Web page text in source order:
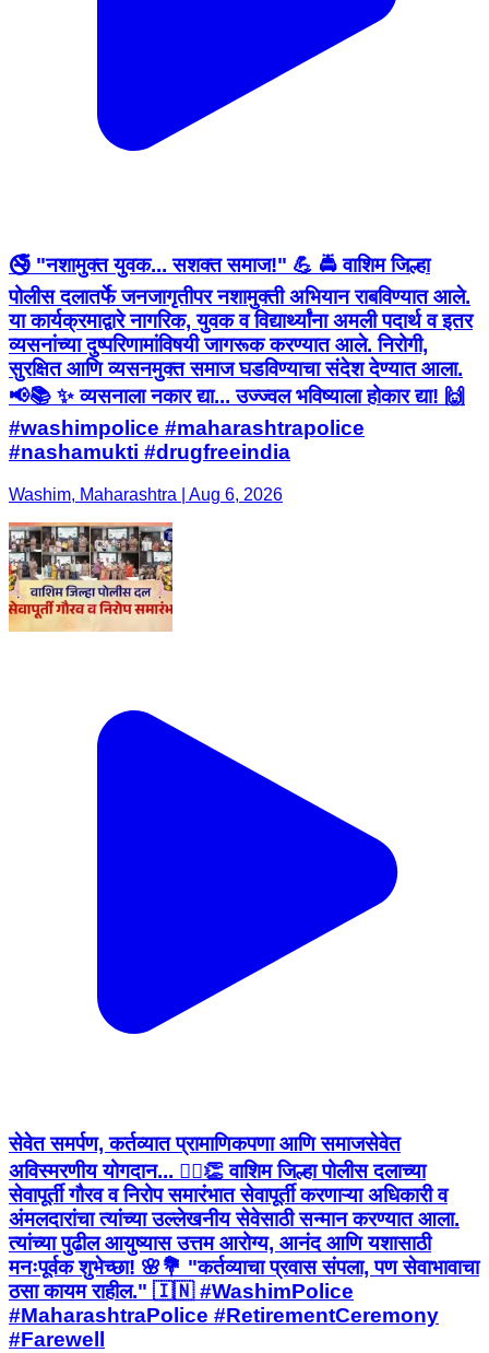
🚭 "नशामुक्त युवक... सशक्त समाज!" 💪 🚔 वाशिम जिल्हा
पोलीस दलातर्फे जनजागृतीपर नशामुक्ती अभियान राबविण्यात आले.
या कार्यक्रमाद्वारे नागरिक, युवक व विद्यार्थ्यांना अमली पदार्थ व इतर
व्यसनांच्या दुष्परिणामांविषयी जागरूक करण्यात आले. निरोगी,
सुरक्षित आणि व्यसनमुक्त समाज घडविण्याचा संदेश देण्यात आला.
📢📚 ✨ व्यसनाला नकार द्या... उज्ज्वल भविष्याला होकार द्या! 🙌
#washimpolice #maharashtrapolice
#nashamukti #drugfreeindia
Washim, Maharashtra | Aug 6, 2026
सेवेत समर्पण, कर्तव्यात प्रामाणिकपणा आणि समाजसेवेत
अविस्मरणीय योगदान... 👮‍♂️👏 वाशिम जिल्हा पोलीस दलाच्या
सेवापूर्ती गौरव व निरोप समारंभात सेवापूर्ती करणाऱ्या अधिकारी व
अंमलदारांचा त्यांच्या उल्लेखनीय सेवेसाठी सन्मान करण्यात आला.
त्यांच्या पुढील आयुष्यास उत्तम आरोग्य, आनंद आणि यशासाठी
मनःपूर्वक शुभेच्छा! 🌸💐 "कर्तव्याचा प्रवास संपला, पण सेवाभावाचा
ठसा कायम राहील." 🇮🇳 #WashimPolice
#MaharashtraPolice #RetirementCeremony
#Farewell